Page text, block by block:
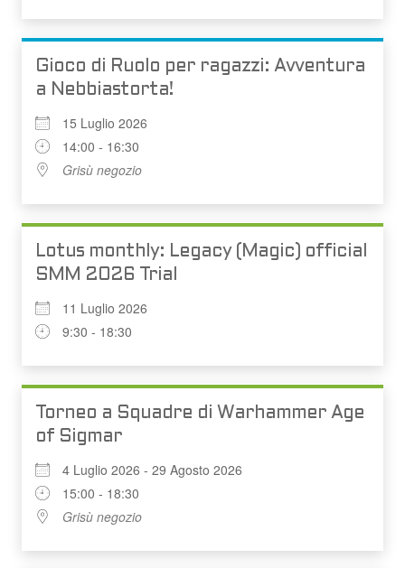
Gioco di Ruolo per ragazzi: Avventura
a Nebbiastorta!
15 Luglio 2026
14:00 - 16:30
Grisù negozio
Lotus monthly: Legacy (Magic) official
SMM 2026 Trial
11 Luglio 2026
9:30 - 18:30
Torneo a Squadre di Warhammer Age
of Sigmar
4 Luglio 2026 - 29 Agosto 2026
15:00 - 18:30
Grisù negozio